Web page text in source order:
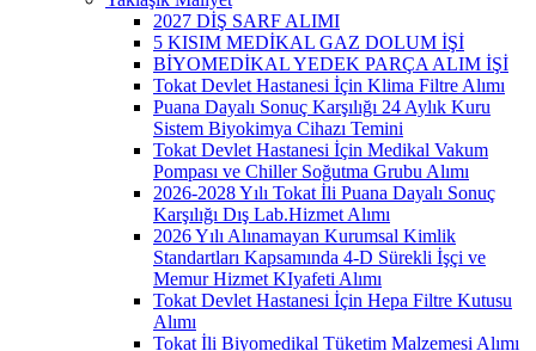
2027 DİŞ SARF ALIMI
5 KISIM MEDİKAL GAZ DOLUM İŞİ
BİYOMEDİKAL YEDEK PARÇA ALIM İŞİ
Tokat Devlet Hastanesi İçin Klima Filtre Alımı
Puana Dayalı Sonuç Karşılığı 24 Aylık Kuru
Sistem Biyokimya Cihazı Temini
Tokat Devlet Hastanesi İçin Medikal Vakum
Pompası ve Chiller Soğutma Grubu Alımı
2026-2028 Yılı Tokat İli Puana Dayalı Sonuç
Karşılığı Dış Lab.Hizmet Alımı
2026 Yılı Alınamayan Kurumsal Kimlik
Standartları Kapsamında 4-D Sürekli İşçi ve
Memur Hizmet KIyafeti Alımı
Tokat Devlet Hastanesi İçin Hepa Filtre Kutusu
Alımı
Tokat İli Biyomedikal Tüketim Malzemesi Alımı